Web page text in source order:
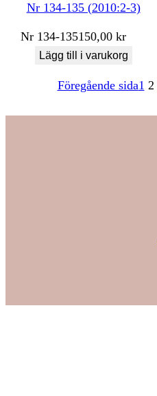
Nr 134-135 (2010:2-3)
Nr 134-135150,00kr
Lägg till i varukorg
Föregående sida1 2